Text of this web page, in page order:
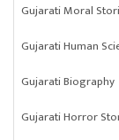
Gujarati Moral
Gujarati Human
Gujarati Biography
Gujarati Horror